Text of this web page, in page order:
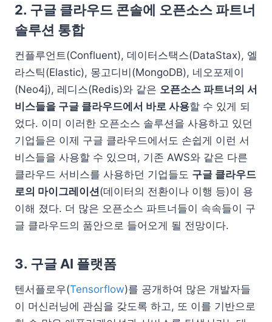
2. 구글 클라우드 콘솔에 오픈소스 파트너
솔루션 통합
컨플루언트(Confluent), 데이터스택스(DataStax), 엘
라스틱(Elastic), 몽고디비(MongoDB), 네오포제이
(Neo4j), 레디스(Redis)와 같은 오픈소스 파트너의 서
비스들을 구글 클라우드에서 바로 사용할 수 있게 되
었다. 이미 이러한 오픈소스 솔루션을 사용하고 있던
기업들은 이제 구글 클라우드에서도 손쉽게 이런 서
비스들을 사용할 수 있으며, 기존 AWS와 같은 다른
클라우드 서비스를 사용하던 기업들도 구글 클라우드
로의 마이그레이션(데이터의 전환이나 이행 등)이 용
이해 졌다. 더 많은 오픈소스 파트너들이 속속들이 구
글 클라우드의 품안으로 들어오게 될 전망이다.
3. 구글 AI 플랫폼
텐서플로우(Tensorflow)를 공개하여 많은 개발자들
이 머신러닝에 관심을 갖도록 하고, 또 이를 기반으로